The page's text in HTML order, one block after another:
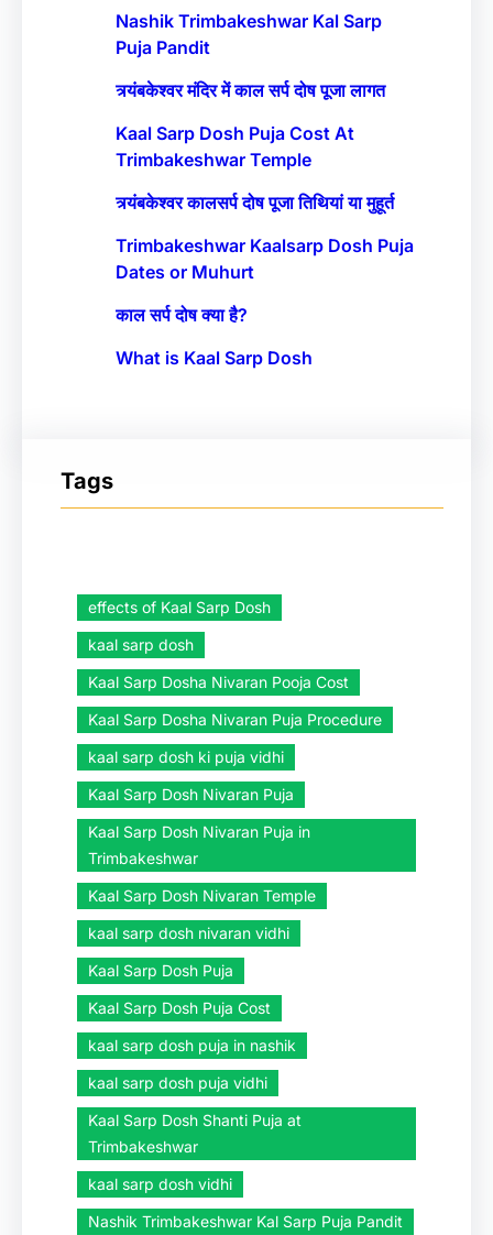
Nashik Trimbakeshwar Kal Sarp
Puja Pandit
त्र्यंबकेश्वर मंदिर में काल सर्प दोष पूजा लागत
Kaal Sarp Dosh Puja Cost At
Trimbakeshwar Temple
त्र्यंबकेश्वर कालसर्प दोष पूजा तिथियां या मुहूर्त
Trimbakeshwar Kaalsarp Dosh Puja
Dates or Muhurt
काल सर्प दोष क्या है?
What is Kaal Sarp Dosh
Tags
effects of Kaal Sarp Dosh
kaal sarp dosh
Kaal Sarp Dosha Nivaran Pooja Cost
Kaal Sarp Dosha Nivaran Puja Procedure
kaal sarp dosh ki puja vidhi
Kaal Sarp Dosh Nivaran Puja
Kaal Sarp Dosh Nivaran Puja in
Trimbakeshwar
Kaal Sarp Dosh Nivaran Temple
kaal sarp dosh nivaran vidhi
Kaal Sarp Dosh Puja
Kaal Sarp Dosh Puja Cost
kaal sarp dosh puja in nashik
kaal sarp dosh puja vidhi
Kaal Sarp Dosh Shanti Puja at
Trimbakeshwar
kaal sarp dosh vidhi
Nashik Trimbakeshwar Kal Sarp Puja Pandit